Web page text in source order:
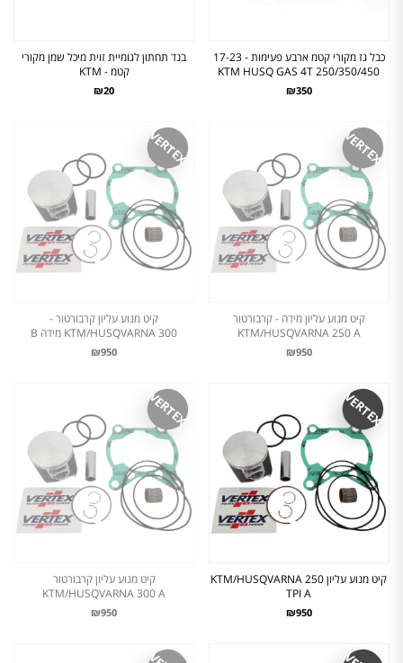
כבל גז מקורי קטמ ארבע פעימות - 17-23
250/350/450 KTM HUSQ GAS 4T
₪350
בנד תחתון לגומיית זוית מיכל שמן מקורי
קטמ - KTM
₪20
VERTEX
קיט מנוע עליון מידה - קרבורטור
KTM/HUSQVARNA 250 A
₪950
VERTEX
קיט מנוע עליון קרבורטור -
KTM/HUSQVARNA 300 מידה B
₪950
VERTEX
קיט מנוע עליון KTM/HUSQVARNA 250
TPI A
₪950
VERTEX
קיט מנוע עליון קרבורטור
KTM/HUSQVARNA 300 A
₪950